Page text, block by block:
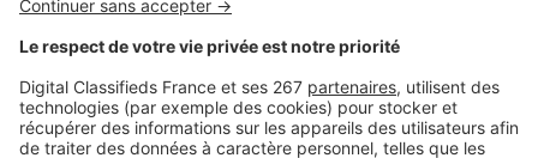
Image
Investir
qu'il faut savoir